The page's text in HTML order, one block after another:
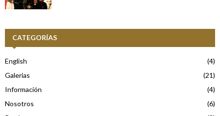
CATEGORÍAS
English
(4)
Galerias
(21)
Información
(4)
Nosotros
(6)